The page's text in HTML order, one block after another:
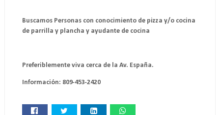
Buscamos Personas con conocimiento de pizza y/o cocina
de parrilla y plancha y ayudante de cocina
Preferiblemente viva cerca de la Av. España.
Información: 809-453-2420